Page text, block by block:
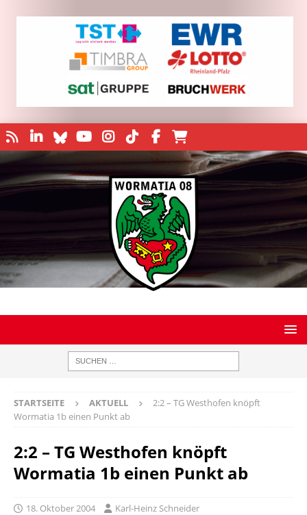
STARTSEITE AKTUELL
2:2 – TG Westhofen knöpft
Wormatia 1b einen Punkt ab
2:2 – TG Westhofen knöpft
Wormatia 1b einen Punkt ab
18. Oktober 2004 Karl-Heinz Schneider